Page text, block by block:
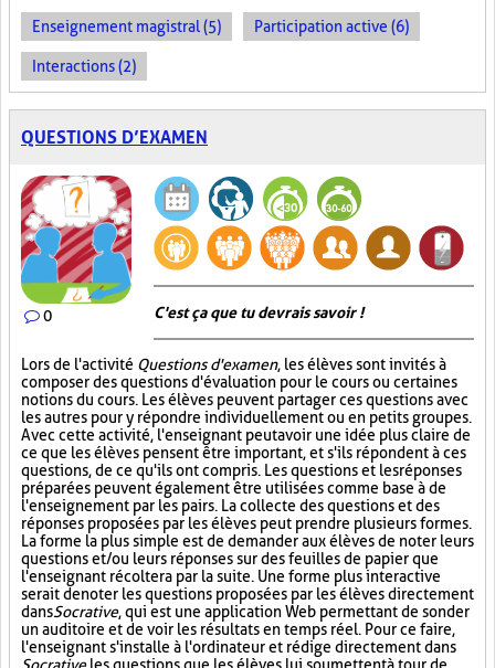
Enseignement magistral (5) Participation active (6)
Interactions (2)
QUESTIONS D’EXAMEN
0 C'est ça que tu devrais savoir !
Lors de l'activité Questions d'examen, les élèves sont invités à
composer des questions d'évaluation pour le cours ou certaines
notions du cours. Les élèves peuvent partager ces questions avec
les autres pour y répondre individuellement ou en petits groupes.
Avec cette activité, l'enseignant peut avoir une idée plus claire de
ce que les élèves pensent être important, et s'ils répondent à ces
questions, de ce qu'ils ont compris. Les questions et les réponses
préparées peuvent également être utilisées comme base à de
l'enseignement par les pairs. La collecte des questions et des
réponses proposées par les élèves peut prendre plusieurs formes.
La forme la plus simple est de demander aux élèves de noter leurs
questions et/ou leurs réponses sur des feuilles de papier que
l'enseignant récoltera par la suite. Une forme plus interactive
serait de noter les questions proposées par les élèves directement
dansSocrative, qui est une application Web permettant de sonder
un auditoire et de voir les résultats en temps réel. Pour ce faire,
l'enseignant s'installe à l'ordinateur et rédige directement dans